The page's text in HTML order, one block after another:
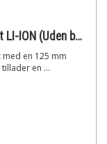
PowerPlus Akku Excentersliber 18 Volt LI-ION (Uden batteri)
en 125 mm
en ...